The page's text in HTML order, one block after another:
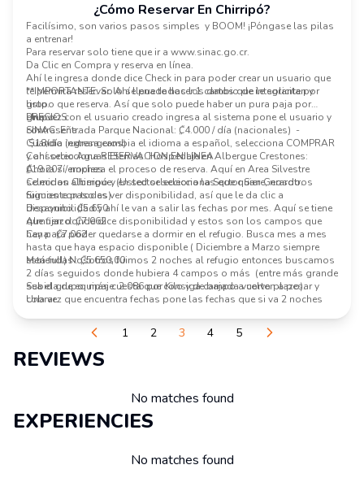
¿cómo Reservar En Chirripó?
Facilísimo, son varios pasos simples y BOOM! ¡Póngase las pilas
a entrenar!
Para reservar solo tiene que ir a www.sinac.go.cr.
Da Clic en Compra y reserva en línea.
Ahí le ingresa donde dice Check in para poder crear un usuario que
le permita reservar. Ahí llena todos los datos que le solicitan y
listo.
Una vez con el usuario creado ingresa al sistema pone el usuario y
contraseña.
Cuando ingresa cambia el idioma a español, selecciona COMPRAR
y ahí selecciona RESERVACION EN LINEA.
Ahora sí empieza el proceso de reserva. Aquí en Area Silvestre
seleccion Chirripó y en sector selecciona Sector San Gerardo.
Siguiente paso es ver disponibilidad, así que le da clic a
disponibilidad y ahí le van a salir las fechas por mes. Aquí se tiene
que fijar donde dice disponibilidad y estos son los campos que
hay para poder quedarse a dormir en el refugio. Busca mes a mes
hasta que haya espacio disponible ( Diciembre a Marzo siempre
está full) Nosotros fuimos 2 noches al refugio entonces buscamos
2 días seguidos donde hubiera 4 campos o más (entre más grande
sea el grupo, más cuesta que consiga campo a corto plazo).
Una vez que encuentra fechas pone las fechas que si va 2 noches
Luego en admision completa la información de cuantas personas
que van y los días que van a estar dentro del parque nacional o sea
desde el día que comienza a subir hasta el día que baja. Con esto
lo que le cobran son los 4000 colones diarios por persona de
En la confirmación de compra tiene que completar la información
de cada persona que va. Nombre completo y cédula. Cada vez que
agrega una persona le da clic al + azul hasta en la última persona
Luego de esto tiene que meter la informació de su tarjeta de crédito
**IMPORTANTE: Solo se puede hacer 1 cambio de integrante por
grupo que reserva. Así que solo puede haber un pura paja por
grupo.
PRECIOS
SINAC:Entrada Parque Nacional: ₡4.000 / día (nacionales) -
$18/día (extrangeros)
Consorcio Aguas Eternas:Hospedaje en Albergue Crestones:
₡19.207 / noches
Comidas albergue: (Usted selecciona las que quiere, nosotros
fuimos con todas)
Desayuno: ₡5.650
Almuerzo: ₡7.062
Cena: ₡7.062
Meriendas : ₡5.650,00
Subida de equipaje: 2.086 por Kilo y de bajada vuelven a pesar y
cobrar.
1 2 3 4 5
REVIEWS
No matches found
EXPERIENCIES
No matches found